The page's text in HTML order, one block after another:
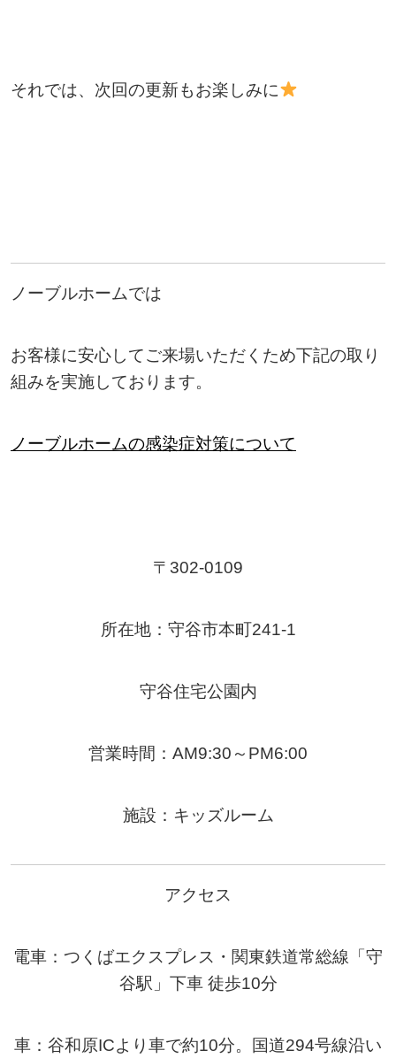
それでは、次回の更新もお楽しみに
ノーブルホームでは
お客様に安心してご来場いただくため下記の取り
組みを実施しております。
ノーブルホームの感染症対策について
〒302-0109
所在地：守谷市本町241-1
守谷住宅公園内
営業時間：AM9:30～PM6:00
施設：キッズルーム
アクセス
電車：つくばエクスプレス・関東鉄道常総線「守
谷駅」下車 徒歩10分
車：谷和原ICより車で約10分。国道294号線沿い